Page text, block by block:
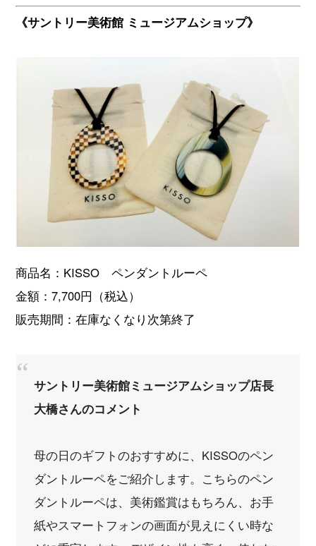
《サントリー美術館 ミュージアムショップ》
商品名：KISSO ペンダントルーペ
金額：7,700円（税込）
販売期間：在庫なくなり次第終了
サントリー美術館ミュージアムショップ店長
大橋さんのコメント
母の日のギフトのおすすめに、KISSOのペン
ダントルーペをご紹介します。こちらのペン
ダントルーペは、美術鑑賞はもちろん、お手
紙やスマートフォンの画面が見えにくい時な